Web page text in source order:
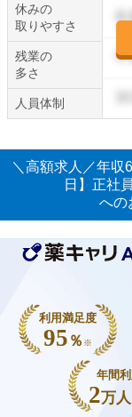
休みの
取りやすさ
残業の
多さ
人員体制
＼高額求人／年収
日】正社
への
利用満足度
95 ％ ※
年間
2万